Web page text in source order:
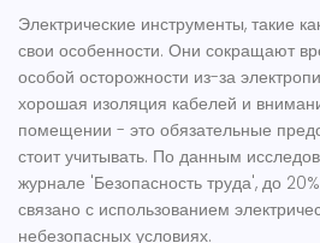
Электрические инструменты, такие
свои особенности. Они сокращают
особой осторожности из-за
хорошая изоляция кабелей и
помещении - это обязательные
стоит учитывать. По данным
журнале 'Безопасность труда', до
связано с использованием
небезопасных условиях.